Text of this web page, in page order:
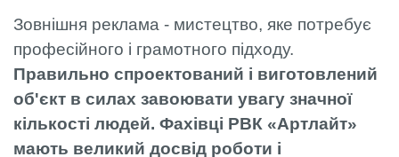
Зовнішня реклама - мистецтво, яке потребує
професійного і грамотного підходу.
Правильно спроектований і виготовлений
об'єкт в силах завоювати увагу значної
кількості людей. Фахівці РВК «Артлайт»
мають великий досвід роботи і